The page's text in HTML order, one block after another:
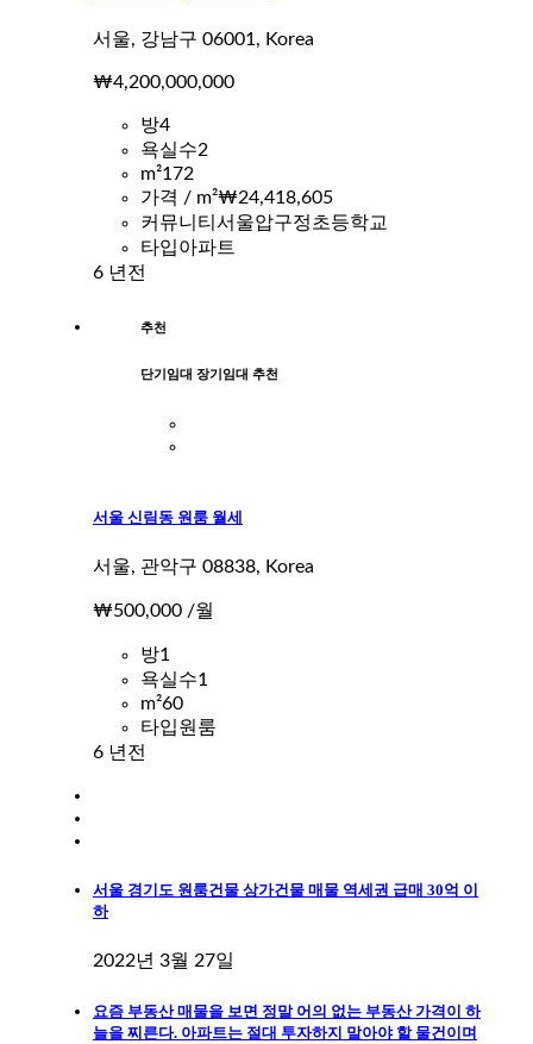
서울, 강남구 06001, Korea
₩4,200,000,000
방4
욕실수2
m²172
가격 / m²₩24,418,605
커뮤니티 서울압구정초등학교
타입아파트
6 년전
추천
단기임대 장기임대 추천
서울 신림동 원룸 월세
서울, 관악구 08838, Korea
₩500,000 /월
방1
욕실수1
m²60
타입원룸
6 년전
서울 경기도 원룸건물 상가건물 매물 역세권 급매 30억 이
하
2022년 3월 27일
요즘 부동산 매물을 보면 정말 어의 없는 부동산 가격이 하
늘을 찌른다. 아파트는 절대 투자하지 말아야 할 물건이며